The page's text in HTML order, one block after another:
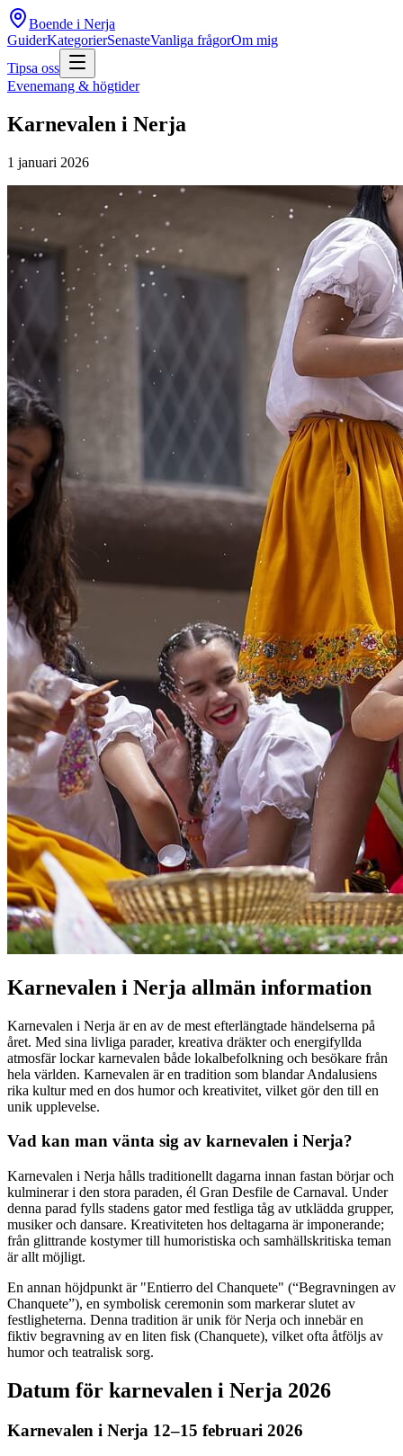
Boende i Nerja
GuiderKategorierSenasteVanliga frågorOm mig
Tipsa oss
Evenemang & högtider
Karnevalen i Nerja
1 januari 2026
Karnevalen i Nerja allmän information
Karnevalen i Nerja är en av de mest efterlängtade händelserna på
året. Med sina livliga parader, kreativa dräkter och energifyllda
atmosfär lockar karnevalen både lokalbefolkning och besökare från
hela världen. Karnevalen är en tradition som blandar Andalusiens
rika kultur med en dos humor och kreativitet, vilket gör den till en
unik upplevelse.
Vad kan man vänta sig av karnevalen i Nerja?
Karnevalen i Nerja hålls traditionellt dagarna innan fastan börjar och
kulminerar i den stora paraden, él Gran Desfile de Carnaval. Under
denna parad fylls stadens gator med festliga tåg av utklädda grupper,
musiker och dansare. Kreativiteten hos deltagarna är imponerande;
från glittrande kostymer till humoristiska och samhällskritiska teman
är allt möjligt.
En annan höjdpunkt är "Entierro del Chanquete" (“Begravningen av
Chanquete”), en symbolisk ceremonin som markerar slutet av
festligheterna. Denna tradition är unik för Nerja och innebär en
fiktiv begravning av en liten fisk (Chanquete), vilket ofta åtföljs av
humor och teatralisk sorg.
Datum för karnevalen i Nerja 2026
Karnevalen i Nerja 12–15 februari 2026